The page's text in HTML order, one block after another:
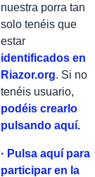
nuestra porra tan
solo tenéis que
estar
identificados en
Riazor.org. Si no
tenéis usuario,
podéis crearlo
pulsando aquí.
· Pulsa aquí para
participar en la